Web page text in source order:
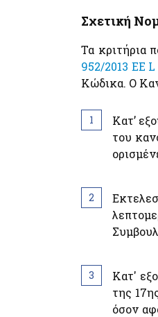
Σχετική
Τα κριτήρια
952/2013 ΕΕ L
Κώδικα. Ο
Κατ’
του
Κατ'
της
όσον